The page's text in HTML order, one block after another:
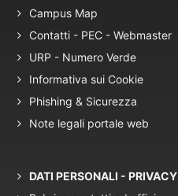
Campus Map
Contatti - PEC - Webmaster
URP - Numero Verde
Informativa sui Cookie
Phishing & Sicurezza
Note legali portale web
DATI PERSONALI - PRIVACY